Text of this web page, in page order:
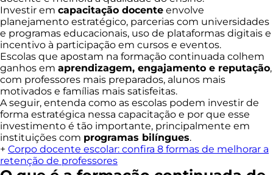
Investir em capacitação docente envolve
planejamento estratégico, parcerias com universidades
e programas educacionais, uso de plataformas digitais e
incentivo à participação em cursos e eventos.
Escolas que apostam na formação continuada colhem
ganhos em aprendizagem, engajamento e reputação,
com professores mais preparados, alunos mais
motivados e famílias mais satisfeitas.
A seguir, entenda como as escolas podem investir de
forma estratégica nessa capacitação e por que esse
investimento é tão importante, principalmente em
instituições com programas bilíngues.
+ Corpo docente escolar: confira 8 formas de melhorar a
retenção de professores